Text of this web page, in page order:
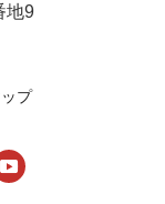
地9
プ